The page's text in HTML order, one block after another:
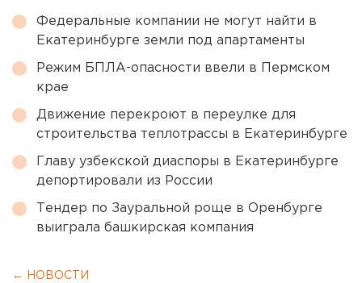
Федеральные компании не могут найти в
Екатеринбурге земли под апартаменты
Режим БПЛА-опасности ввели в Пермском
крае
Движение перекроют в переулке для
строительства теплотрассы в Екатеринбурге
Главу узбекской диаспоры в Екатеринбурге
депортировали из России
Тендер по Зауральной роще в Оренбурге
выиграла башкирская компания
← НОВОСТИ